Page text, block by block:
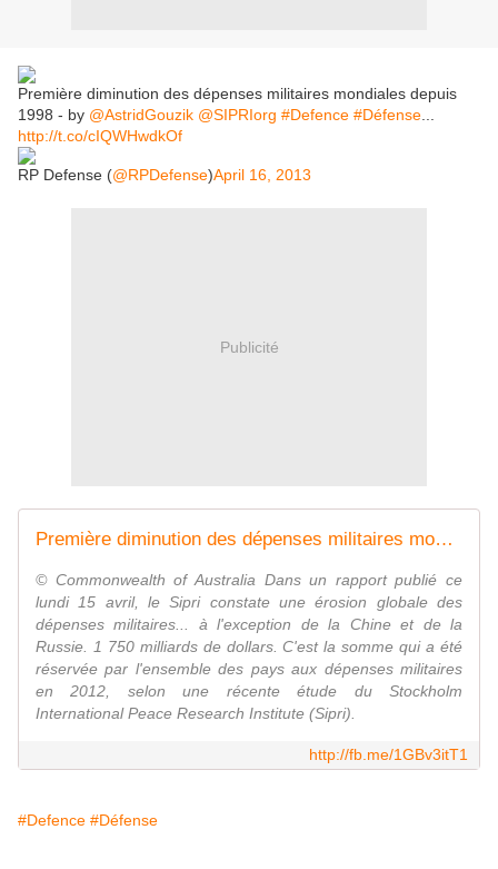
Première diminution des dépenses militaires mondiales depuis
1998 - by @AstridGouzik @SIPRIorg #Defence #Défense
http://t.co/cIQWHwdkOf
RP Defense (@RPDefense)April 16, 2013
Publicité
Première diminution des dépenses militaires mondiales depuis 1998
© Commonwealth of Australia Dans un rapport publié ce
lundi 15 avril, le Sipri constate une érosion globale des
dépenses militaires... à l'exception de la Chine et de la
Russie. 1 750 milliards de dollars. C'est la somme qui a été
réservée par l'ensemble des pays aux dépenses militaires
en 2012, selon une récente étude du Stockholm
International Peace Research Institute (Sipri).
http://fb.me/1GBv3itT1
#Defence #Défense